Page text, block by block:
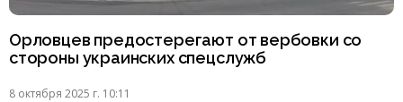
Орловцев предостерегают от вербовки со
стороны украинских спецслужб
8 октября 2025 г. 10:11